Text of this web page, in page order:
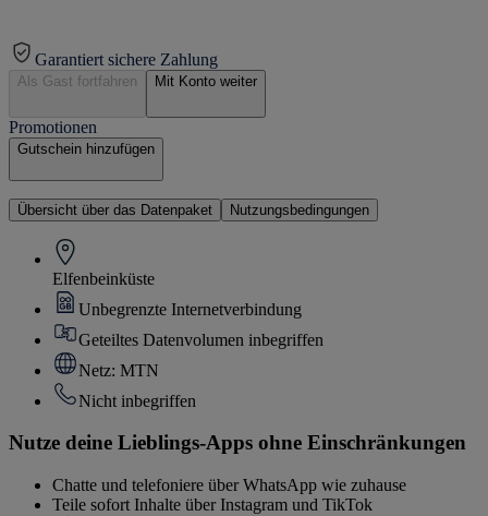
Garantiert sichere Zahlung
Als Gast fortfahren Mit Konto weiter
Promotionen
Gutschein hinzufügen
Übersicht über das Datenpaket Nutzungsbedingungen
Elfenbeinküste
Unbegrenzte Internetverbindung
Geteiltes Datenvolumen inbegriffen
Netz: MTN
Nicht inbegriffen
Nutze deine Lieblings-Apps ohne Einschränkungen
Chatte und telefoniere über WhatsApp wie zuhause
Teile sofort Inhalte über Instagram und TikTok